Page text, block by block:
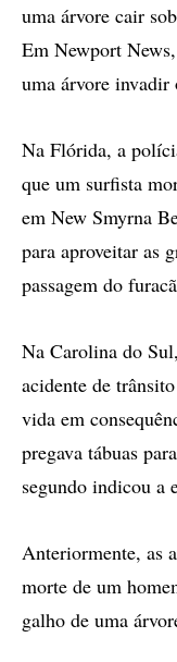
uma árvore cair
Em Newport
uma árvore invadir
Na Flórida, a
que um surfista
em New Smyrna
para aproveitar as
passagem do
Na Carolina do
acidente de
vida em
pregava tábuas
segundo indicou a
Anteriormente, as
morte de um
galho de uma